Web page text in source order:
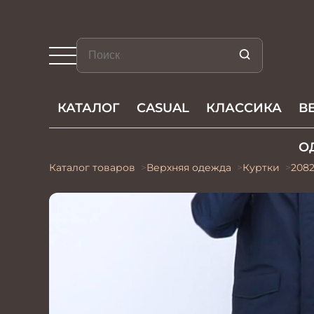
КАТАЛОГ CASUAL КЛАССИКА
Каталог товаров Верхняя одежда Куртки